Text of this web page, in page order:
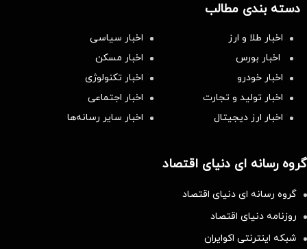
دسته بندی مطالب
اخبار طلا و ارز
اخبار سیاسی
اخبار بورس
اخبار مسکن
اخبار خودرو
اخبار تکنولوژی
اخبار تولید و تجارت
اخبار اجتماعی
اخبار ارز دیجیتال
اخبار سایر رسانه‌‌ها
گروه رسانه ای دنیای اقتصاد
گروه رسانه ای دنیای اقتصاد
روزنامه دنیای اقتصاد
شبکه اینترنتی اکوایران